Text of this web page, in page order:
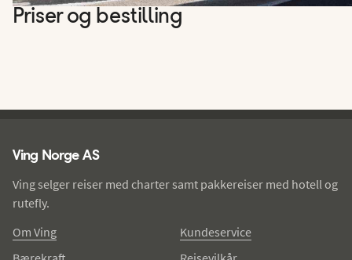
Priser og bestilling
Ving Norge AS
Ving selger reiser med charter samt pakkereiser med hotell og
rutefly.
Om Ving
Kundeservice